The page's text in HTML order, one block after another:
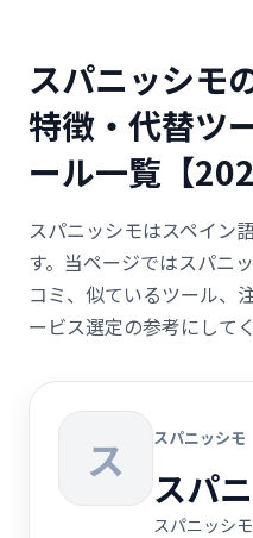
スパニッシモ
特徴・代替ツ
ール一覧【
スパニッシモはスペイン
す。当ページではスパニ
コミ、似ているツール、
ービス選定の参考にして
ス スパニッシモ
スパ
スパニッシ